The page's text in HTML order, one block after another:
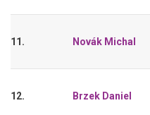
11. Novák Michal
12. Brzek Daniel